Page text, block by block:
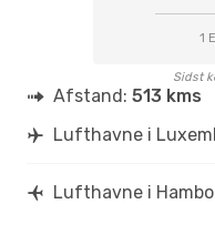
1
Sidst
Afstand: 513 kms
Lufthavne i
Lufthavne i